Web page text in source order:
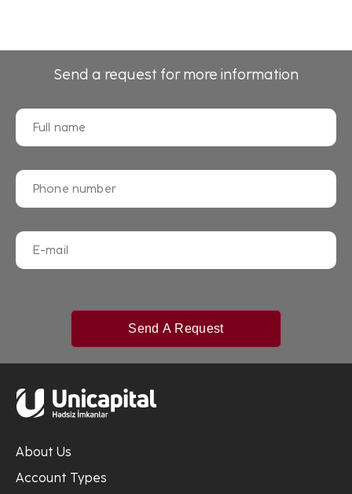
Send a request for more information
Send A Request
About Us
Account Types